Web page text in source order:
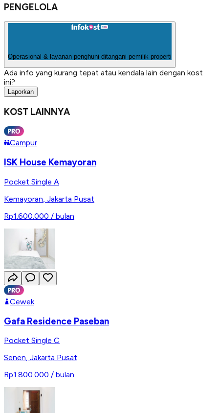
PENGELOLA
Operasional & layanan penghuni ditangani pemilik properti
Ada info yang kurang tepat atau kendala lain dengan kost
ini?
Laporkan
KOST LAINNYA
Campur
ISK House Kemayoran
Pocket Single A
Kemayoran Jakarta Pusat
Rp1.600.000 / bulan
Cewek
Gafa Residence Paseban
Pocket Single C
Senen, Jakarta Pusat
Rp1.800.000 / bulan